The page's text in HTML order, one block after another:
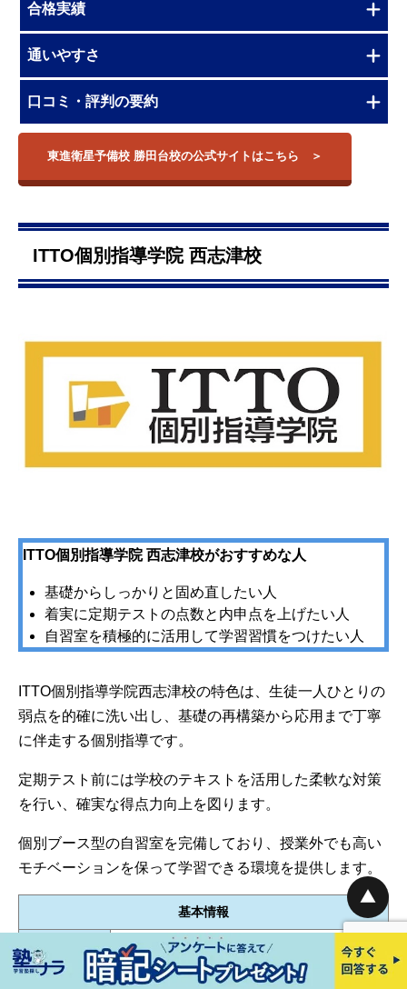
合格実績
通いやすさ
口コミ・評判の要約
東進衛星予備校 勝田台校の公式サイトはこちら
ITTO個別指導学院 西志津校
ITTO個別指導学院 西志津校がおすすめな人
基礎からしっかりと固め直したい人
着実に定期テストの点数と内申点を上げたい人
自習室を積極的に活用して学習習慣をつけたい人
ITTO個別指導学院西志津校の特色は、生徒一人ひとりの
弱点を的確に洗い出し、基礎の再構築から応用まで丁寧
に伴走する個別指導です。
定期テスト前には学校のテキストを活用した柔軟な対策
を行い、確実な得点力向上を図ります。
個別ブース型の自習室を完備しており、授業外でも高い
モチベーションを保って学習できる環境を提供します。
基本情報
千葉県佐倉市西志津2丁目6-7
【Googleマップで確認する】